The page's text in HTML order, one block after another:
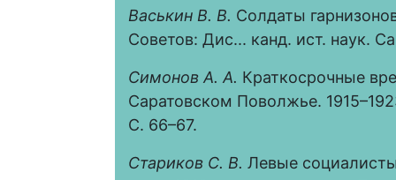
Васькин В. В. Солдаты
Советов: Дис... канд. ист. наук.
Симонов А. А. Краткосрочные
Саратовском Поволжье.
С. 66–67.
Стариков С. В. Левые